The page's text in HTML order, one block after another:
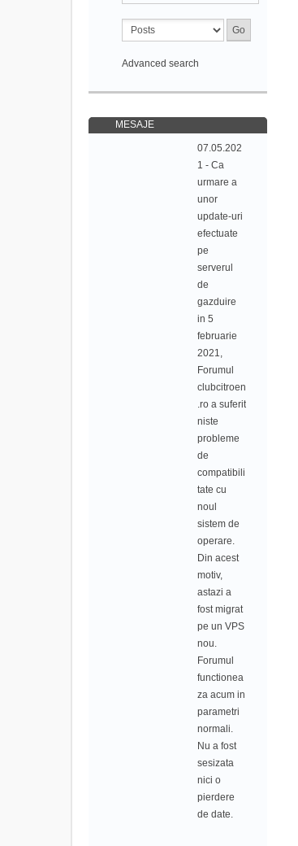
Advanced search
MESAJE
07.05.202
1 - Ca
urmare a
unor
update-uri
efectuate
pe
serverul
de
gazduire
in 5
februarie
2021,
Forumul
clubcitroen
.ro a suferit
niste
probleme
de
compatibili
tate cu
noul
sistem de
operare.
Din acest
motiv,
astazi a
fost migrat
pe un VPS
nou.
Forumul
functionea
za acum in
parametri
normali.
Nu a fost
sesizata
nici o
pierdere
de date.